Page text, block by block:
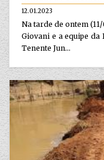
12.01.2023
Na tarde de ontem
Giovani e a equipe da
Tenente Jun...